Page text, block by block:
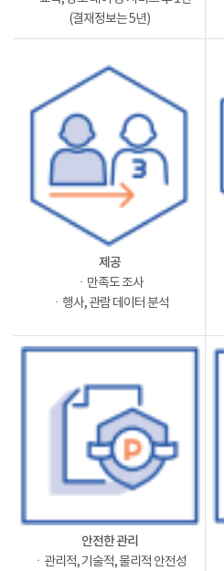
(결재정보는 5년)
제공
ㆍ만족도 조사
ㆍ행사, 관람 데이터 분석
안전한 관리
ㆍ관리적, 기술적, 물리적 안전성